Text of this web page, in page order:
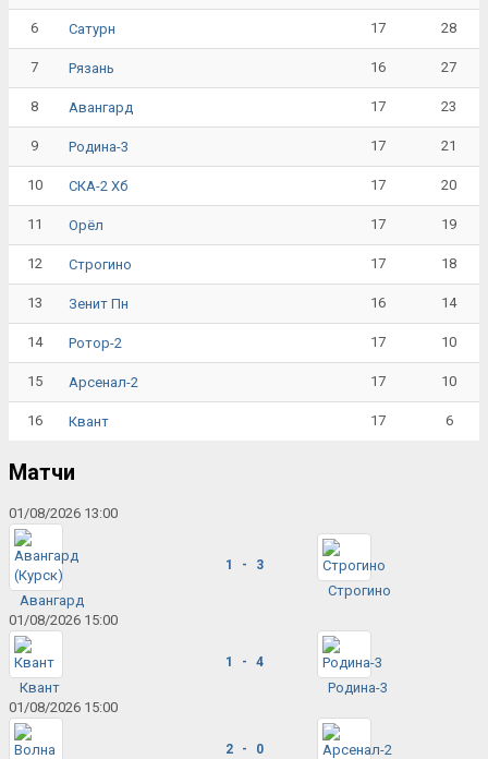
6 Сатурн 17 28
7 Рязань 16 27
8 Авангард 17 23
9 Родина-3 17 21
10 СКА-2 Хб 17 20
11 Орёл 17 19
12 Строгино 17 18
13 Зенит Пн 16 14
14 Ротор-2 17 10
15 Арсенал-2 17 10
16 Квант 17 6
Матчи
01/08/2026 13:00
Авангард
1 - 3
Строгино
01/08/2026 15:00
Квант
1 - 4
Родина-3
01/08/2026 15:00
2 - 0